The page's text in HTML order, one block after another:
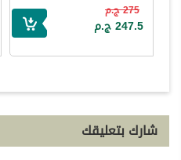
275 ج.م
247.5 ج.م
شارك بتعليقك